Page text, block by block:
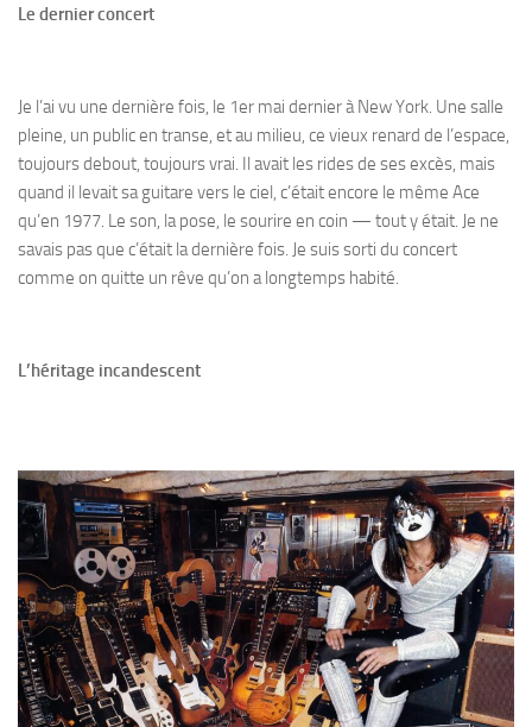
Le dernier concert
Je l’ai vu une dernière fois, le 1er mai dernier à New York. Une salle
pleine, un public en transe, et au milieu, ce vieux renard de l’espace,
toujours debout, toujours vrai. Il avait les rides de ses excès, mais
quand il levait sa guitare vers le ciel, c’était encore le même Ace
qu’en 1977. Le son, la pose, le sourire en coin — tout y était. Je ne
savais pas que c’était la dernière fois. Je suis sorti du concert
comme on quitte un rêve qu’on a longtemps habité.
L’héritage incandescent